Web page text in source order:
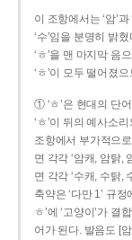
이 조항에서는 ‘암’
‘수’임을 분명히 밝혔
‘ㅎ’을 맨 마지막 음
‘ㅎ’이 모두 떨어졌
① ‘ㅎ’은 현대의 단
‘ㅎ’이 뒤의 예사소
조항에서 부가적으로
면 각각 ‘암캐, 암탉,
면 각각 ‘수캐, 수탉,
축약은 ‘다만 1’ 규
ㅎ’에 ‘고양이’가 결
어가 된다. 발음도 [